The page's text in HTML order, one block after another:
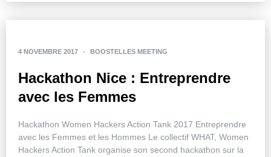
4 NOVEMBRE 2017 - BOOSTELLES MEETING
Hackathon Nice : Entreprendre
avec les Femmes
Hackathon Women Hackers Action Tank 2017 Entreprendre
avec les Femmes et les Hommes Le collectif WHAT, Women
Hackers Action Tank organise son second hackathon sur la